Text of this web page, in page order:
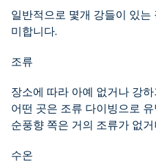
일반적으로 몇개 강들이 있
미합니다.
조류
장소에 따라 아예 없거나 강
어떤 곳은 조류 다이빙으로
순풍향 쪽은 거의 조류가 없
수온